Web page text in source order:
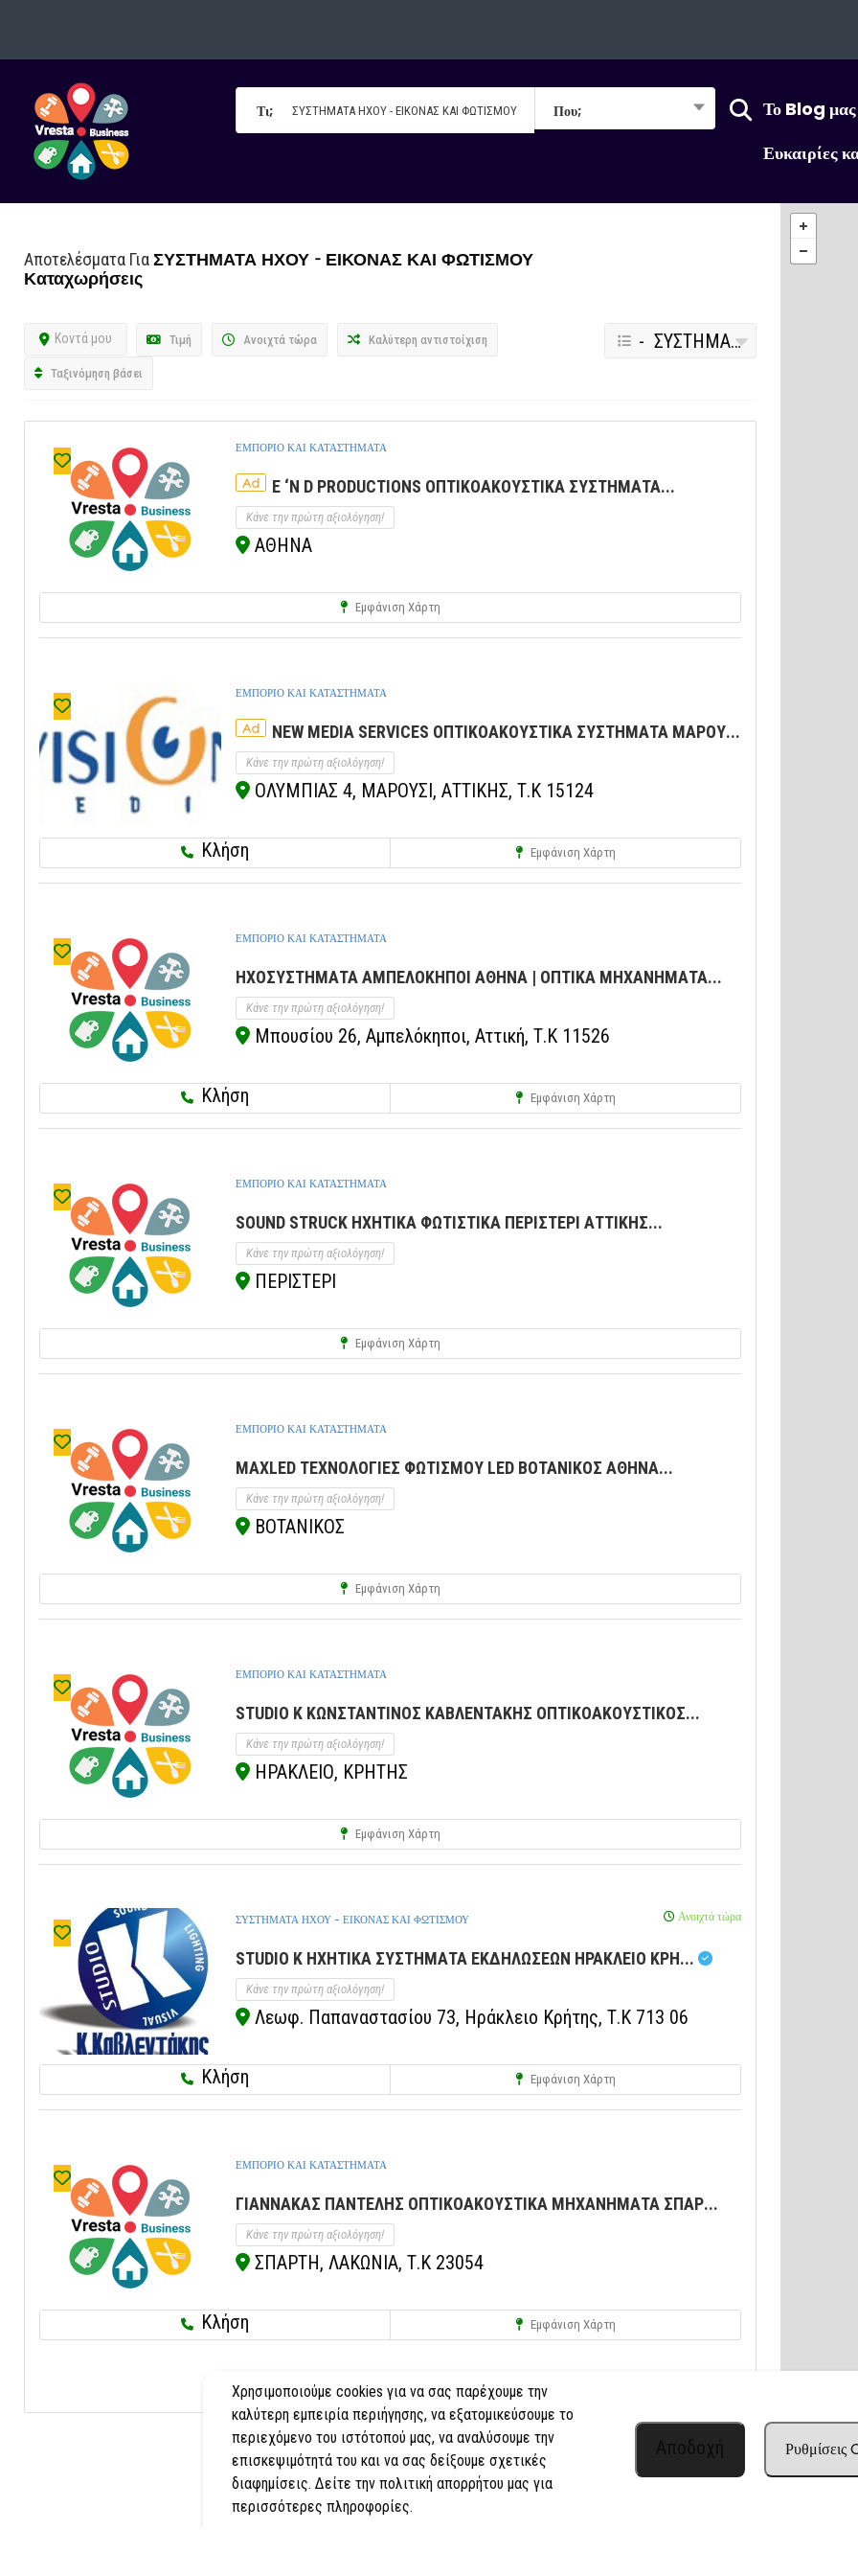
Τι; Που;
Το Blog μας
Ευκαιρίες
Αποτελέσματα ΓιαΣΥΣΤΗΜΑΤΑ ΗΧΟΥ - ΕΙΚΟΝΑΣ ΚΑΙ ΦΩΤΙΣΜΟΥ
Καταχωρήσεις
Τιμή Ανοιχτά τώρα
Κοντά μου Καλύτερη αντιστοίχιση
Ταξινόμηση βάσει
- ΣΥΣΤΗΜΑΤΑ ΗΧΟΥ - ΕΙΚΟΝΑΣ ΚΑΙ ΦΩΤΙΣΜΟΥ
ΕΜΠΟΡΙΟ ΚΑΙ ΚΑΤΑΣΤΗΜΑΤΑ
Ad E ‘N D PRODUCTIONS ΟΠΤΙΚΟΑΚΟΥΣΤΙΚΑ ΣΥΣΤΗΜΑΤΑ...
Κάνε την πρώτη αξιολόγηση!
ΑΘΗΝΑ
Εμφάνιση Χάρτη
ΕΜΠΟΡΙΟ ΚΑΙ ΚΑΤΑΣΤΗΜΑΤΑ
Ad NEW MEDIA SERVICES ΟΠΤΙΚΟΑΚΟΥΣΤΙΚΑ ΣΥΣΤΗΜΑΤΑ ΜΑΡΟΥ...
Κάνε την πρώτη αξιολόγηση!
ΟΛΥΜΠΙΑΣ 4, ΜΑΡΟΥΣΙ, ΑΤΤΙΚΗΣ, Τ.Κ 15124
Κλήση Εμφάνιση Χάρτη
ΕΜΠΟΡΙΟ ΚΑΙ ΚΑΤΑΣΤΗΜΑΤΑ
ΗΧΟΣΥΣΤΗΜΑΤΑ ΑΜΠΕΛΟΚΗΠΟΙ ΑΘΗΝΑ | ΟΠΤΙΚΑ ΜΗΧΑΝΗΜΑΤΑ...
Κάνε την πρώτη αξιολόγηση!
Μπουσίου 26, Αμπελόκηποι, Αττική, Τ.Κ 11526
Κλήση Εμφάνιση Χάρτη
ΕΜΠΟΡΙΟ ΚΑΙ ΚΑΤΑΣΤΗΜΑΤΑ
SOUND STRUCK ΗΧΗΤΙΚΑ ΦΩΤΙΣΤΙΚΑ ΠΕΡΙΣΤΕΡΙ ΑΤΤΙΚΗΣ...
Κάνε την πρώτη αξιολόγηση!
ΠΕΡΙΣΤΕΡΙ
Εμφάνιση Χάρτη
ΕΜΠΟΡΙΟ ΚΑΙ ΚΑΤΑΣΤΗΜΑΤΑ
MAXLED ΤΕΧΝΟΛΟΓΙΕΣ ΦΩΤΙΣΜΟΥ LED ΒΟΤΑΝΙΚΟΣ ΑΘΗΝΑ...
Κάνε την πρώτη αξιολόγηση!
ΒΟΤΑΝΙΚΟΣ
Εμφάνιση Χάρτη
ΕΜΠΟΡΙΟ ΚΑΙ ΚΑΤΑΣΤΗΜΑΤΑ
STUDIO K ΚΩΝΣΤΑΝΤΙΝΟΣ ΚΑΒΛΕΝΤΑΚΗΣ ΟΠΤΙΚΟΑΚΟΥΣΤΙΚΟΣ...
Κάνε την πρώτη αξιολόγηση!
ΗΡΑΚΛΕΙΟ, ΚΡΗΤΗΣ
Εμφάνιση Χάρτη
ΣΥΣΤΗΜΑΤΑ ΗΧΟΥ - ΕΙΚΟΝΑΣ ΚΑΙ ΦΩΤΙΣΜΟΥ Ανοιχτά τώρα
STUDIO K ΗΧΗΤΙΚΑ ΣΥΣΤΗΜΑΤΑ ΕΚΔΗΛΩΣΕΩΝ ΗΡΑΚΛΕΙΟ ΚΡΗ...
Κάνε την πρώτη αξιολόγηση!
Λεωφ. Παπαναστασίου 73, Ηράκλειο Κρήτης, Τ.Κ 713 06
Κλήση Εμφάνιση Χάρτη
ΕΜΠΟΡΙΟ ΚΑΙ ΚΑΤΑΣΤΗΜΑΤΑ
ΓΙΑΝΝΑΚΑΣ ΠΑΝΤΕΛΗΣ ΟΠΤΙΚΟΑΚΟΥΣΤΙΚΑ ΜΗΧΑΝΗΜΑΤΑ ΣΠΑΡ...
Κάνε την πρώτη αξιολόγηση!
ΣΠΑΡΤΗ, ΛΑΚΩΝΙΑ, Τ.Κ 23054
Κλήση Εμφάνιση Χάρτη
Χρησιμοποιούμε cookies για να σας παρέχουμε την
καλύτερη εμπειρία περιήγησης, να εξατομικεύσουμε το
περιεχόμενο του ιστότοπού μας, να αναλύσουμε την
επισκεψιμότητά του και να σας δείξουμε σχετικές
διαφημίσεις. Δείτε την πολιτική απορρήτου μας για
περισσότερες πληροφορίες.